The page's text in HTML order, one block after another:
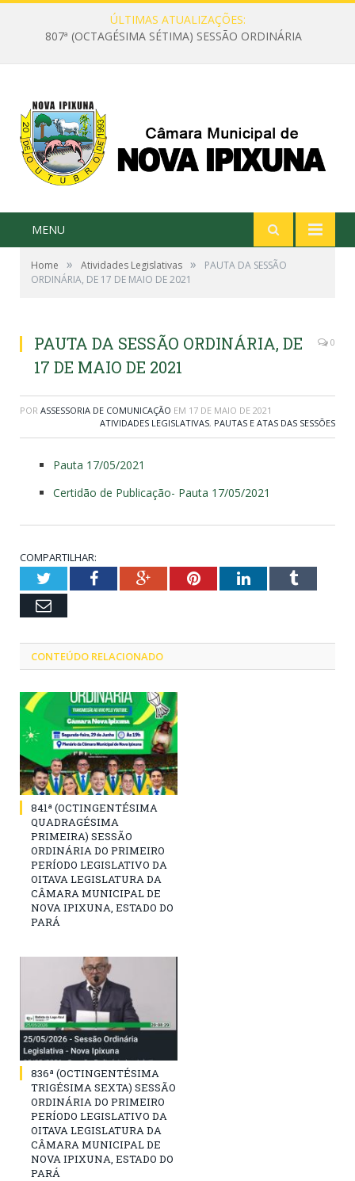
ÚLTIMAS ATUALIZAÇÕES:
807ª (OCTAGÉSIMA SÉTIMA) SESSÃO ORDINÁRIA
MENU
Home » Atividades Legislativas »
PAUTA DA SESSÃO
ORDINÁRIA, DE 17 DE MAIO DE 2021
PAUTA DA SESSÃO ORDINÁRIA, DE
17 DE MAIO DE 2021
0
POR ASSESSORIA DE COMUNICAÇÃO EM 17 DE MAIO DE 2021
ATIVIDADES LEGISLATIVAS, PAUTAS E ATAS DAS SESSÕES
Pauta 17/05/2021
Certidão de Publicação- Pauta 17/05/2021
COMPARTILHAR:
TwitterFacebookGoogle+PinterestLinkedInTumblr
Email
CONTEÚDO RELACIONADO
841ª (OCTINGENTÉSIMA
QUADRAGÉSIMA
PRIMEIRA) SESSÃO
ORDINÁRIA DO PRIMEIRO
PERÍODO LEGISLATIVO DA
OITAVA LEGISLATURA DA
CÂMARA MUNICIPAL DE
NOVA IPIXUNA, ESTADO DO
PARÁ
836ª (OCTINGENTÉSIMA
TRIGÉSIMA SEXTA) SESSÃO
ORDINÁRIA DO PRIMEIRO
PERÍODO LEGISLATIVO DA
OITAVA LEGISLATURA DA
CÂMARA MUNICIPAL DE
NOVA IPIXUNA, ESTADO DO
PARÁ